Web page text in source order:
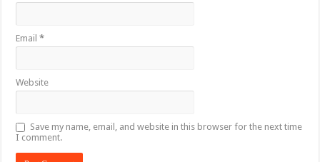
Email*
Website
Save my name, email, and website in this browser for the next time
I comment.